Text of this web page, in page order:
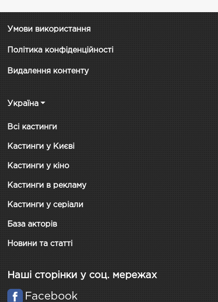
Умови використання
Політика конфіденційності
Видалення контенту
Україна
Всі кастинги
Кастинги у Києві
Кастинги у кіно
Кастинги в рекламу
Кастинги у серіали
База акторів
Новини та статті
Наші сторінки у соц. мережах
Facebook